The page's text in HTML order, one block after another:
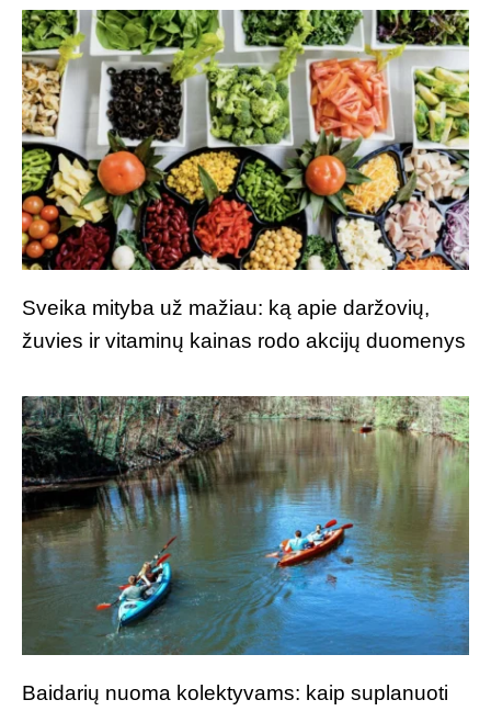
Sveika mityba už mažiau: ką apie daržovių,
žuvies ir vitaminų kainas rodo akcijų duomenys
Baidarių nuoma kolektyvams: kaip suplanuoti